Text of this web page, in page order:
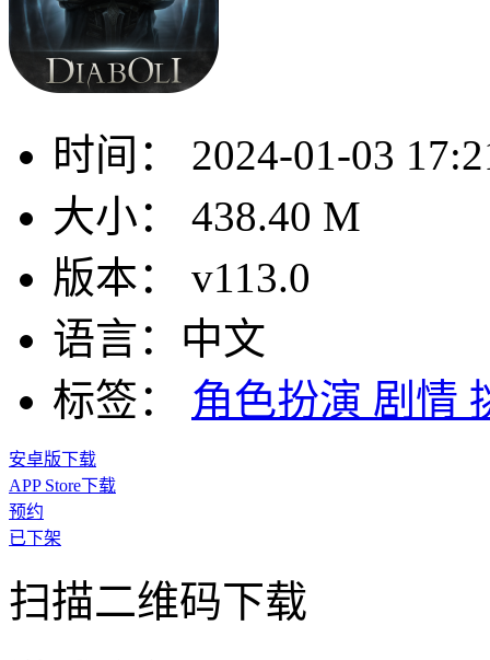
时间：
2024-01-03
大小：
438.40 M
版本：
v113.0
语言： 中文
标签：
角色扮演 剧情
安卓版下载
APP Store下载
预约
已下架
扫描二维码下载